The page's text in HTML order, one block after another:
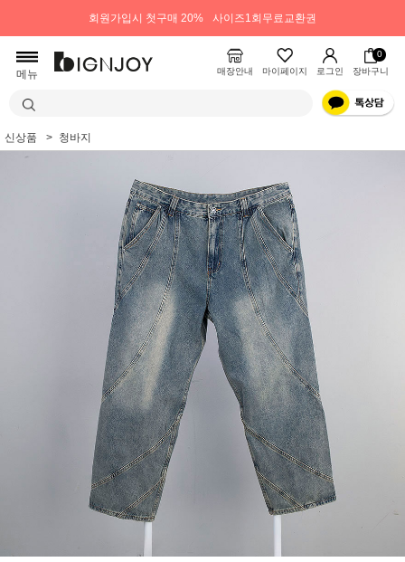
회원가입시 첫구매 20% 사이즈1회무료교환권
메뉴 매장안내 마이페이지 로그인
0
장바구니
신상품 청바지